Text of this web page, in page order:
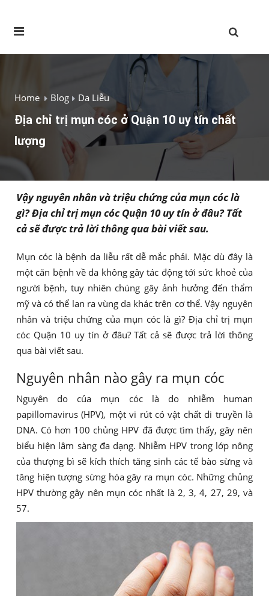
Home Blog Da Liễu
Địa chỉ trị mụn cóc ở Quận 10 uy tín chất
lượng
Vậy nguyên nhân và triệu chứng của mụn cóc là
gì? Địa chỉ trị mụn cóc Quận 10 uy tín ở đâu? Tất
cả sẽ được trả lời thông qua bài viết sau.
Mụn cóc là bệnh da liễu rất dễ mắc phải. Mặc dù đây là
một căn bệnh về da không gây tác động tới sức khoẻ của
người bệnh, tuy nhiên chúng gây ảnh hưởng đến thẩm
mỹ và có thể lan ra vùng da khác trên cơ thể. Vậy nguyên
nhân và triệu chứng của mụn cóc là gì? Địa chỉ trị mụn
cóc Quận 10 uy tín ở đâu? Tất cả sẽ được trả lời thông
qua bài viết sau.
Nguyên nhân nào gây ra mụn cóc
Nguyên do của mụn cóc là do nhiễm human
papillomavirus (HPV), một vi rút có vật chất di truyền là
DNA. Có hơn 100 chủng HPV đã được tìm thấy, gây nên
biểu hiện lâm sàng đa dạng. Nhiễm HPV trong lớp nông
của thượng bì sẽ kích thích tăng sinh các tế bào sừng và
tăng hiện tượng sừng hóa gây ra mụn cóc. Những chủng
HPV thường gây nên mụn cóc nhất là 2, 3, 4, 27, 29, và
57.